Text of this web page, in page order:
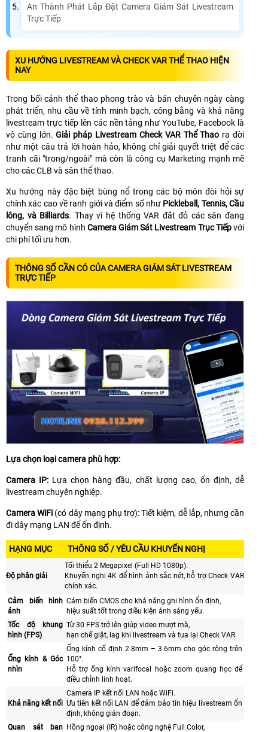
An Thành Phát Lắp Đặt Camera Giám Sát Livestream
Trực Tiếp
XU HƯỚNG LIVESTREAM VÀ CHECK VAR THỂ THAO HIỆN
NAY
Trong bối cảnh thể thao phong trào và bán chuyên ngày càng
phát triển, nhu cầu về tính minh bạch, công bằng và khả năng
livestream trực tiếp lên các nền tảng như YouTube, Facebook là
vô cùng lớn.Giải pháp Livestream Check VAR Thể Thao ra đời
như một câu trả lời hoàn hảo, không chỉ giải quyết triệt để các
tranh cãi "trong/ngoài" mà còn là công cụ Marketing mạnh mẽ
cho các CLB và sân thể thao.
Xu hướng này đặc biệt bùng nổ trong các bộ môn đòi hỏi sự
chính xác cao về ranh giới và điểm số như Pickleball, Tennis, Cầu
lông, và Billiards. Thay vì hệ thống VAR đắt đỏ các sân đang
chuyển sang mô hình Camera Giám Sát Livestream Trục Tiếpvới
chi phí tối ưu hơn.
THÔNG SỐ CẦN CÓ CỦA CAMERA GIÁM SÁT LIVESTREAM
TRỰC TIẾP
Lựa chọn loại camera phù hợp:
Camera IP: Lựa chọn hàng đầu, chất lượng cao, ổn định, dễ
livestream chuyên nghiệp.
Camera WiFi (có dây mạng phụ trợ): Tiết kiệm, dễ lắp, nhưng cần
đi dây mạng LAN để ổn định.
HẠNG MỤC THÔNG SỐ / YÊU CẦU KHUYẾN NGHỊ
Độ phân giải
Tối thiểu 2 Megapixel (Full HD 1080p).
Khuyến nghị 4K để hình ảnh sắc nét, hỗ trợ Check VAR
chính xác.
Cảm biến hình
ảnh
Cảm biến CMOS cho khả năng ghi hình ổn định,
hiệu suất tốt trong điều kiện ánh sáng yếu.
Tốc độ khung
hình (FPS)
Từ 30 FPS trở lên giúp video mượt mà,
hạn chế giật, lag khi livestream và tua lại Check VAR.
Ống kính & Góc
nhìn
Ống kính cố định 2.8mm – 3.6mm cho góc rộng trên
100°.
Hỗ trợ ống kính varifocal hoặc zoom quang học để
điều chỉnh linh hoạt.
Khả năng kết nối
Camera IP kết nối LAN hoặc WiFi.
Ưu tiên kết nối LAN để đảm bảo tín hiệu livestream ổn
định, không gián đoạn.
Quan sát ban Hồng ngoại (IR) hoặc công nghệ Full Color,